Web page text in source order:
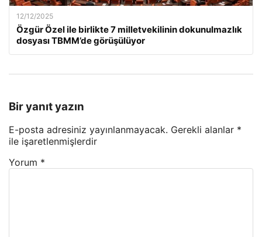
12/12/2025
Özgür Özel ile birlikte 7 milletvekilinin dokunulmazlık
dosyası TBMM’de görüşülüyor
Bir yanıt yazın
E-posta adresiniz yayınlanmayacak. Gerekli alanlar *
ile işaretlenmişlerdir
Yorum *